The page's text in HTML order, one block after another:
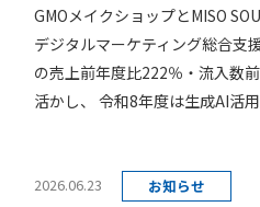
GMOメイクショップとMISO
デジタルマーケティング総合支
の売上前年度比222％・流入数
活かし、 令和8年度は生成AI活
2026.06.23 お知らせ